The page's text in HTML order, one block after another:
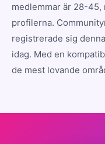
medlemmar är 28-45,
profilerna.
registrerade sig
idag. Med en
de mest lovande